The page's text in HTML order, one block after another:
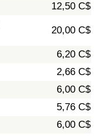
12,50 C$
20,00 C$
6,20 C$
2,66 C$
6,00 C$
5,76 C$
6,00 C$